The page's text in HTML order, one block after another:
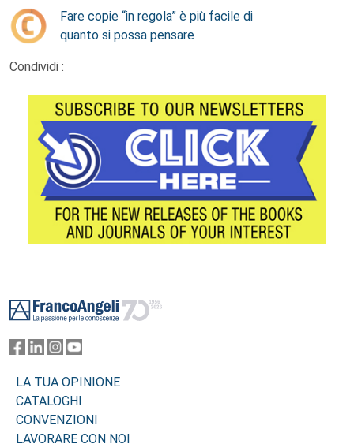
Fare copie “in regola” è più facile di
quanto si possa pensare
Condividi :
LA TUA OPINIONE
CATALOGHI
CONVENZIONI
LAVORARE CON NOI